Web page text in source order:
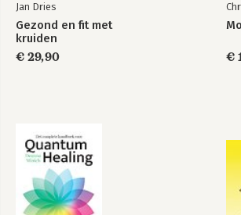
Jan Dries
Gezond en fit met
kruiden
€ 29,90
€